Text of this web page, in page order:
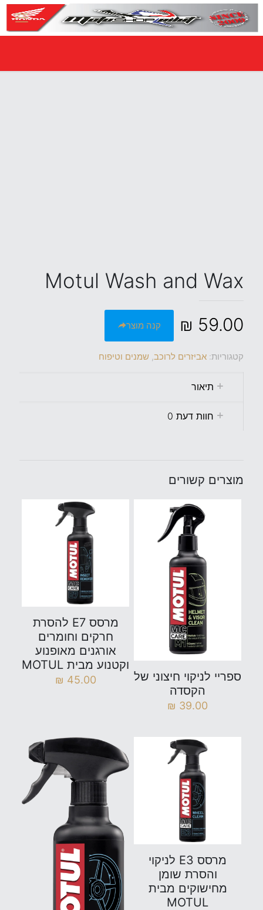
Motul Wash and Wax
₪ 59.00 קנה מוצר
קטגוריות: אביזרים לרוכב, שמנים וטיפוח
תיאור
חוות דעת 0
מוצרים קשורים
ספריי לניקוי חיצוני של
הקסדה
₪ 39.00
מרסס E7 להסרת
חרקים וחומרים
אורגנים מאופנוע
וקטנוע מבית MOTUL
₪ 45.00
מרסס E3 לניקוי
והסרת שומן
מחישוקים מבית
MOTUL